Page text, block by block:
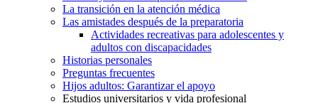
La transición en la atención médica
Las amistades después de la preparatoria
Actividades recreativas para adolescentes y
adultos con discapacidades
Historias personales
Preguntas frecuentes
Hijos adultos: Garantizar el apoyo
Estudios universitarios y vida profesional